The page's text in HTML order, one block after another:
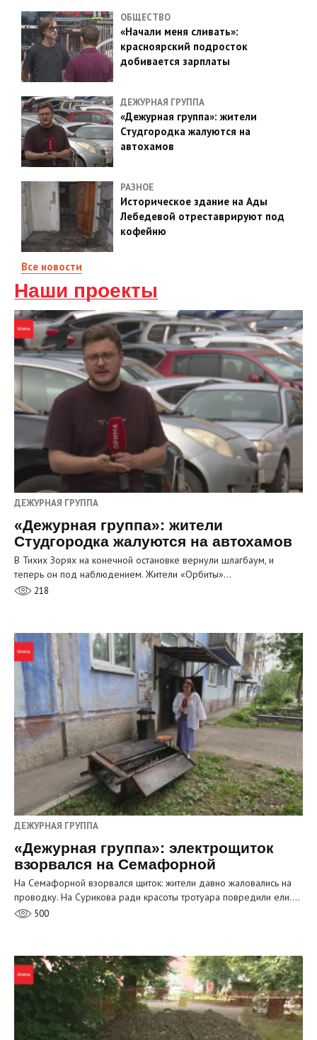
ОБЩЕСТВО
«Начали меня сливать»:
красноярский подросток
добивается зарплаты
ДЕЖУРНАЯ ГРУППА
«Дежурная группа»: жители
Студгородка жалуются на
автохамов
РАЗНОЕ
Историческое здание на Ады
Лебедевой отреставрируют под
кофейню
Все новости
Наши проекты
ДЕЖУРНАЯ ГРУППА
«Дежурная группа»: жители
Студгородка жалуются на автохамов
В Тихих Зорях на конечной остановке вернули шлагбаум, и
теперь он под наблюдением. Жители «Орбиты»…
218
ДЕЖУРНАЯ ГРУППА
«Дежурная группа»: электрощиток
взорвался на Семафорной
На Семафорной взорвался щиток: жители давно жаловались на
проводку. На Сурикова ради красоты тротуара повредили ели.…
500